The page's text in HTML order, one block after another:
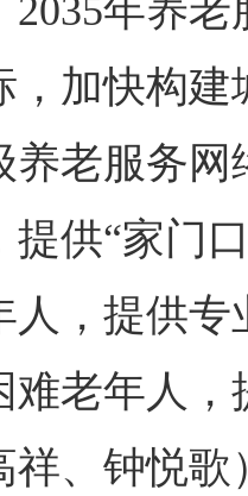
2035年养
，加快构
养老服务
提供“家门
人，提供
难老年人
祥、钟悦歌